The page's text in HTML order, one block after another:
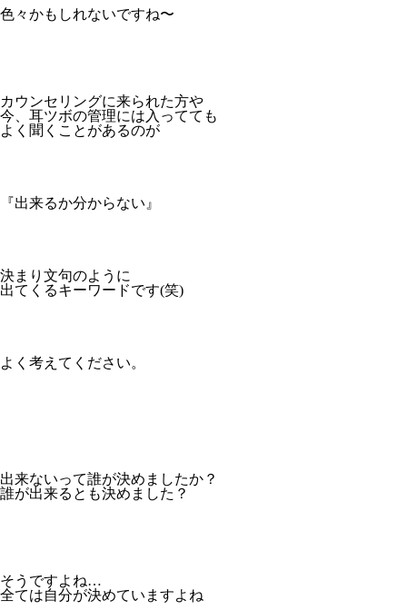
色々かもしれないですね〜
カウンセリングに来られた方や
今、耳ツボの管理には入ってても
よく聞くことがあるのが
『出来るか分からない』
決まり文句のように
出てくるキーワードです(笑)
よく考えてください。
出来ないって誰が決めましたか？
誰が出来るとも決めました？
そうですよね…
全ては自分が決めていますよね